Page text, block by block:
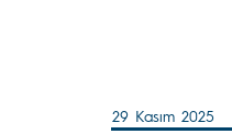
29 Kasım 2025